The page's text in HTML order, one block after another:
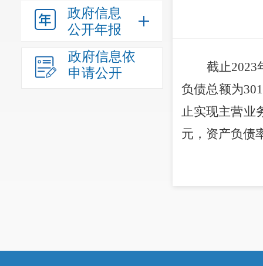
政府信息
公开年报
政府信息依
申请公开
截止2023
负债总额为
止实现主营业
元， 资产负债